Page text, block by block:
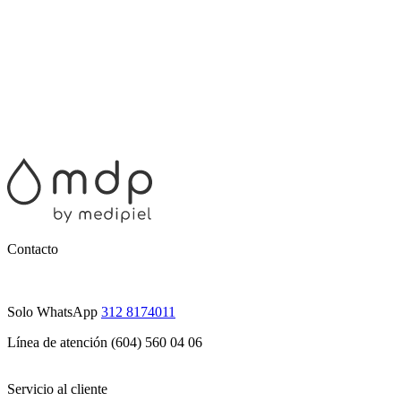
Contacto
Solo WhatsApp 312 8174011
Línea de atención (604) 560 04 06
Servicio al cliente